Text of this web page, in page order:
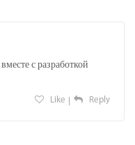
вместе с разработкой
Like Reply